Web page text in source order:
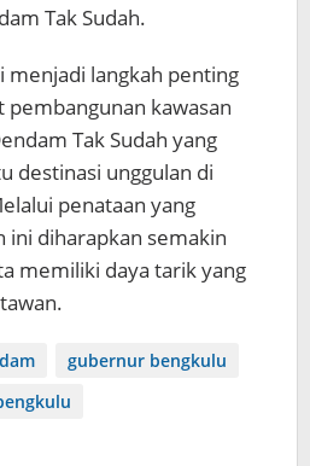
Tak Sudah.
menjadi langkah penting
kawasan
Tak Sudah yang
destinasi unggulan di
penataan yang
ini diharapkan semakin
memiliki daya tarik yang
gubernur bengkulu